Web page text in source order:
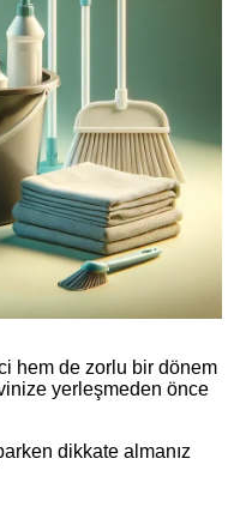
hem de zorlu bir dönem
yerleşmeden önce
dikkate almanız